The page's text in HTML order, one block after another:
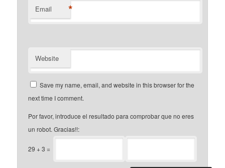
Email *
Website
Save my name, email, and website in this browser for the
next time I comment.
Por favor, introduce el resultado para comprobar que no eres
un robot. Gracias!!:
29 +3 =